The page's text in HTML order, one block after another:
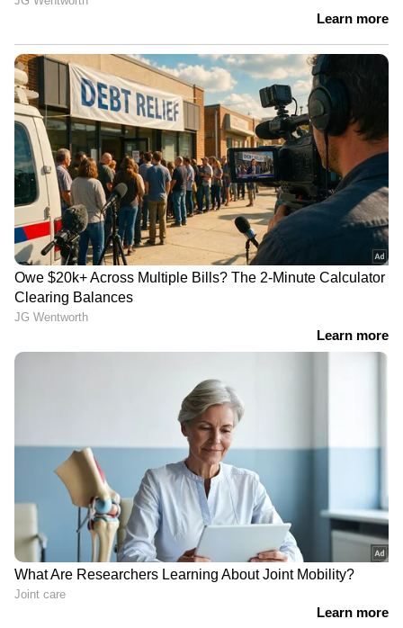
വിറ്റുമാണ് വരുമാനം. കൈകാര്യം ചെയ്യാൻ
എത്രയെന്ന് തദ്ദേശ സ്ഥാപനം തീരുമാനിക്കണം.
ആ അളവില്‍ മാലിന്യം നല്‍കാനായില്ലെങ്കില്‍
നഗരസഭ നഷ്ടപരിഹാരവും നല്‍കും. സ്വകാര്യ
ഉടമസ്ഥതയിലാണ് സംസ്കരണ യൂണിറ്റെങ്കില്‍
പ്രതിദിനം 100ടൺ കൈകാര്യം ചെയ്യാൻ ഒരു
ഏക്കര്‍ എന്ന നിരക്കില്‍ സ്ഥലം വേണം‍. ഏറ്റവും
ചുരുങ്ങിയത് 75 സെന്‍റ് സ്ഥലം എങ്കിലും
ഉണ്ടെങ്കില്‍ മാത്രമേ യൂണിറ്റ് ആരംഭിക്കാനാകൂ.
സംസ്കരണയൂണിറ്റിന്‍റെ 100 മീറ്റര്‍ ചുറ്റളവില്‍
പൊതുസ്ഥാപനങ്ങളോ വീടുകളോ
ആരാധനാലയങ്ങളോ പാടില്ല.
സര്‍ക്കാരിന്‍റെ എല്ലാ നിര്‍മ്മാണ
പ്രവര്‍ത്തനങ്ങള്‍ക്കും ചുരുങ്ങിയത് 20%
റീസൈക്കിള്‍ ചെയ്ത കെട്ടിടാവശിഷ്ടം
ഉപയോഗിക്കണമെന്നും നിബന്ധനയുണ്ട്.
റീസൈക്കിള്‍ ചെയ്ത കെട്ടിടാവശിഷ്ടം,
പൊളിക്കല്‍ ആവശ്യമായി വരുന്ന എല്ലാ
പുതുക്കിപ്പണിയലുകള്‍ക്കും 20%
ഉപയോഗിക്കണം. ഈ നിബന്ധന സ്വകാര്യ
കെട്ടിടങ്ങള്‍ക്കും ബാധകമാണ്.
പ്രകൃതിചൂഷണം കുറയ്ക്കാനും പരമാവധി